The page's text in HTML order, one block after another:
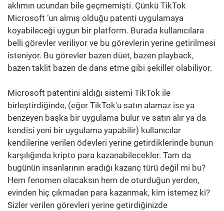
aklımın ucundan bile geçmemişti. Çünkü TikTok
Microsoft ‘un almış olduğu patenti uygulamaya
koyabileceği uygun bir platform. Burada kullanıcılara
belli görevler veriliyor ve bu görevlerin yerine getirilmesi
isteniyor. Bu görevler bazen düet, bazen playback,
bazen taklit bazen de dans etme gibi şekiller olabiliyor.
Microsoft patentini aldığı sistemi TikTok ile
birleştirdiğinde, (eğer TikTok'u satın alamaz ise ya
benzeyen başka bir uygulama bulur ve satın alır ya da
kendisi yeni bir uygulama yapabilir) kullanıcılar
kendilerine verilen ödevleri yerine getirdiklerinde bunun
karşılığında kripto para kazanabilecekler. Tam da
bugünün insanlarının aradığı kazanç türü değil mi bu?
Hem fenomen olacaksın hem de oturduğun yerden,
evinden hiç çıkmadan para kazanmak, kim istemez ki?
Sizler verilen görevleri yerine getirdiğinizde